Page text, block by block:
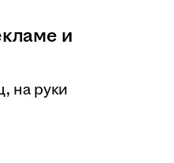
и
на руки